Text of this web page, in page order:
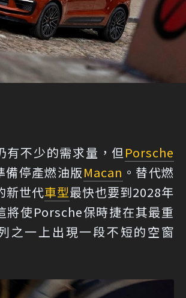
有不少的需求量，但Porsche
備停產燃油版Macan 。替代燃
新世代車型最快也要到2028年
將使Porsche保時捷在其最重
之一上出現一段不短的空窗